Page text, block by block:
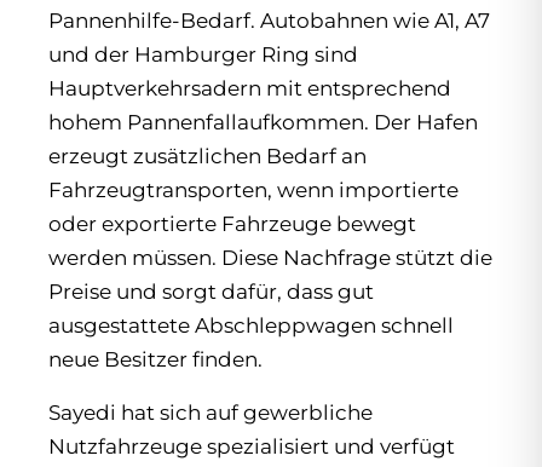
Pannenhilfe-Bedarf. Autobahnen wie A1, A7
und der Hamburger Ring sind
Hauptverkehrsadern mit entsprechend
hohem Pannenfallaufkommen. Der Hafen
erzeugt zusätzlichen Bedarf an
Fahrzeugtransporten, wenn importierte
oder exportierte Fahrzeuge bewegt
werden müssen. Diese Nachfrage stützt die
Preise und sorgt dafür, dass gut
ausgestattete Abschleppwagen schnell
neue Besitzer finden.
Sayedi hat sich auf gewerbliche
Nutzfahrzeuge spezialisiert und verfügt